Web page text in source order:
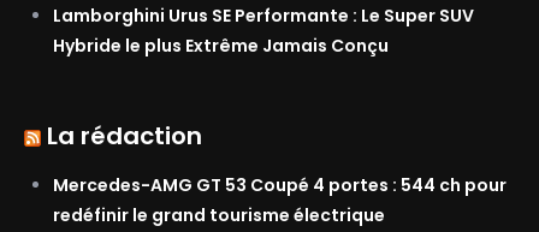
Lamborghini Urus SE Performante : Le Super SUV
Hybride le plus Extrême Jamais Conçu
La rédaction
Mercedes-AMG GT 53 Coupé 4 portes : 544 ch pour
redéfinir le grand tourisme électrique